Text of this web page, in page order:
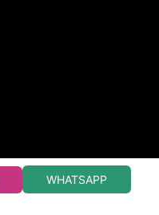
WHATSAPP